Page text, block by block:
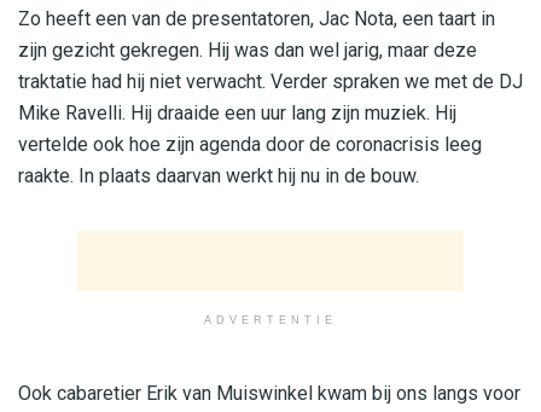
Zo heeft een van de presentatoren, Jac Nota, een taart in
zijn gezicht gekregen. Hij was dan wel jarig, maar deze
traktatie had hij niet verwacht. Verder spraken we met de DJ
Mike Ravelli. Hij draaide een uur lang zijn muziek. Hij
vertelde ook hoe zijn agenda door de coronacrisis leeg
raakte. In plaats daarvan werkt hij nu in de bouw.
ADVERTENTIE
Ook cabaretier Erik van Muiswinkel kwam bij ons langs voor